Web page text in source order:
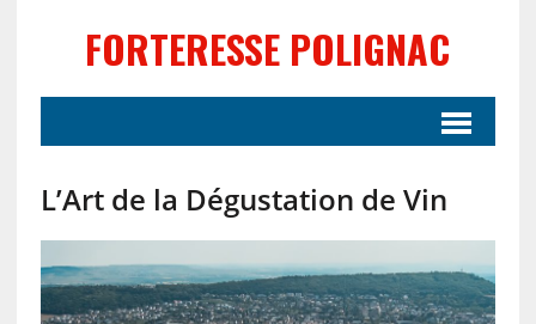
FORTERESSE POLIGNAC
L’Art de la Dégustation de Vin